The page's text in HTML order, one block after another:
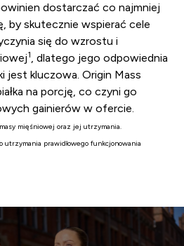
dostarczać co najmniej
by skutecznie wspierać cele
się do wzrostu i
1
, dlatego jego odpowiednia
jest kluczowa. Origin Mass
na porcję, co czyni go
gainierów w ofercie.
mięśniowej oraz jej utrzymania.
utrzymania prawidłowego funkcjonowania